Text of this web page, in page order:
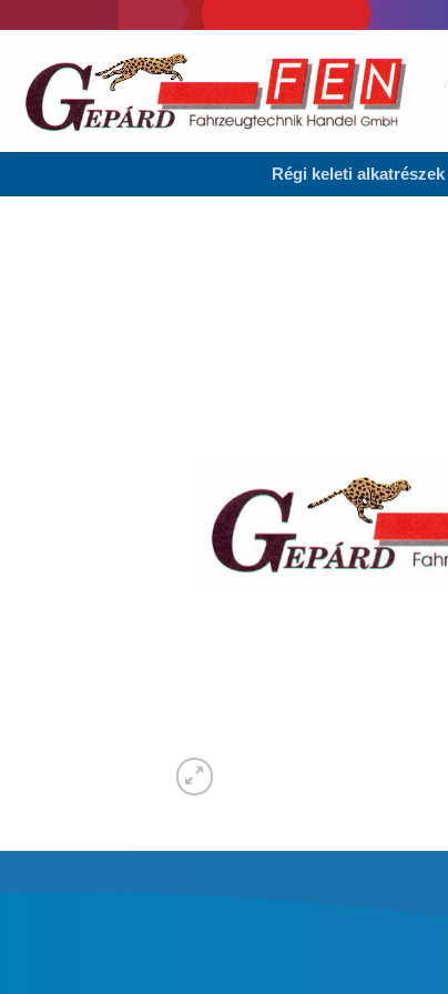
to
Régi keleti alkatrészek